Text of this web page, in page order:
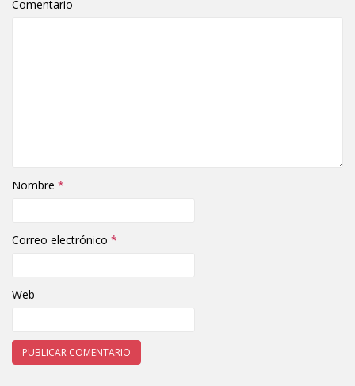
Comentario
Nombre *
Correo electrónico *
Web